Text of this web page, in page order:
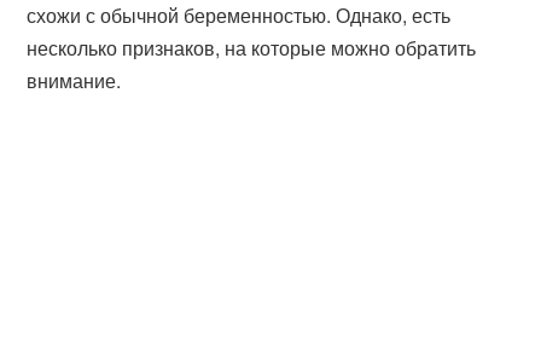
схожи с обычной беременностью. Однако, есть
несколько признаков, на которые можно обратить
внимание.